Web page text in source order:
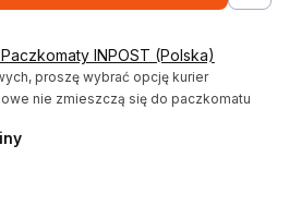
INPOST (Polska)
proszę wybrać opcję kurier
nie zmieszczą się do paczkomatu